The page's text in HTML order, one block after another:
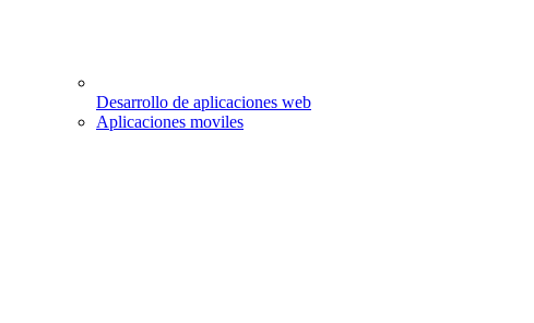
Desarrollo de aplicaciones web
Aplicaciones moviles